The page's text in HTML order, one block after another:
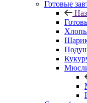
Готовые